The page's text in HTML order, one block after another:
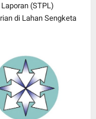
(STPL)
di Lahan Sengketa